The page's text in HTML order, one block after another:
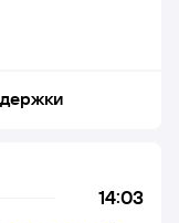
14:03